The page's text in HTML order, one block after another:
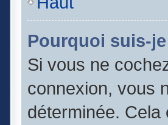
Pourquoi suis-
Si vous ne
connexion, vous
déterminée. Cela